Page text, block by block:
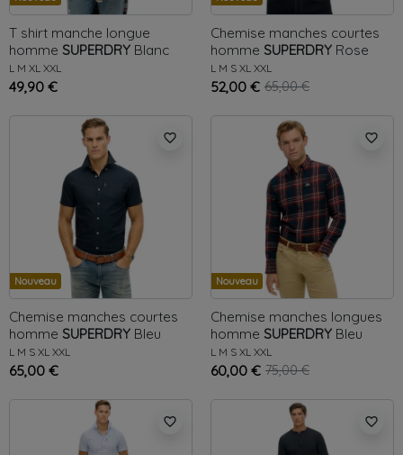
T shirt manche longue
homme SUPERDRY Blanc
Merchant Grandad
L M XL XXL
49,90 €
Chemise manches courtes
homme SUPERDRY Rose
Oxford
L M S XL XXL
52,00 € 65,00 €
favorite_border
Nouveau
Chemise manches courtes
homme SUPERDRY Bleu
Oxford
L M S XL XXL
65,00 €
favorite_border
Nouveau
Chemise manches longues
homme SUPERDRY Bleu
Michigan
L M S XL XXL
60,00 € 75,00 €
favorite_border favorite_border